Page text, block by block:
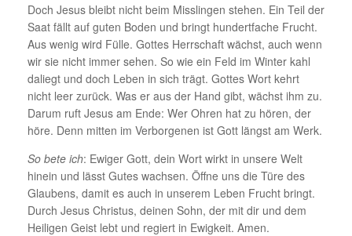
Doch Jesus bleibt nicht beim Misslingen stehen. Ein Teil der
Saat fällt auf guten Boden und bringt hundertfache Frucht.
Aus wenig wird Fülle. Gottes Herrschaft wächst, auch wenn
wir sie nicht immer sehen. So wie ein Feld im Winter kahl
daliegt und doch Leben in sich trägt. Gottes Wort kehrt
nicht leer zurück. Was er aus der Hand gibt, wächst ihm zu.
Darum ruft Jesus am Ende: Wer Ohren hat zu hören, der
höre. Denn mitten im Verborgenen ist Gott längst am Werk.
So bete ich: Ewiger Gott, dein Wort wirkt in unsere Welt
hinein und lässt Gutes wachsen. Öffne uns die Türe des
Glaubens, damit es auch in unserem Leben Frucht bringt.
Durch Jesus Christus, deinen Sohn, der mit dir und dem
Heiligen Geist lebt und regiert in Ewigkeit. Amen.